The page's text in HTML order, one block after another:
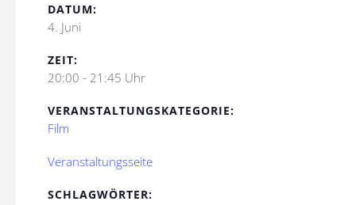
DATUM:
4. Juni
ZEIT:
20:00 - 21:45 Uhr
VERANSTALTUNGSKATEGORIE:
Film
Veranstaltungsseite
SCHLAGWÖRTER: